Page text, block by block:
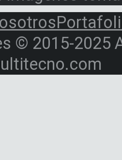
© 2015-2025